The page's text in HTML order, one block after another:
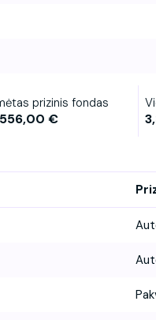
prizinis fondas
€